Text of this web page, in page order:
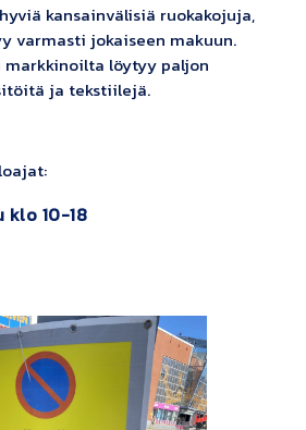
kansainvälisiä ruokakojuja,
varmasti jokaiseen makuun.
markkinoilta löytyy paljon
ja tekstiilejä.
klo 10-18